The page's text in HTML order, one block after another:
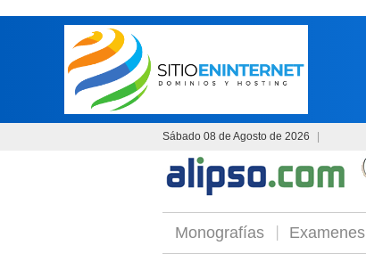
Sábado 08 de Agosto de 2026
Monografías Examenes